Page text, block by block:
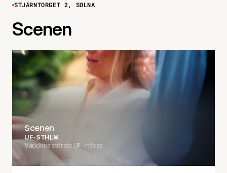
STJÄRNTORGET 2, SOLNA
Scenen
Scenen
UF-STHLM
Världens största UF-mässa